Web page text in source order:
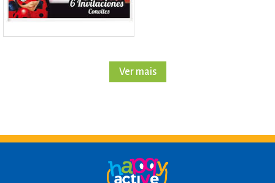
Ver mais